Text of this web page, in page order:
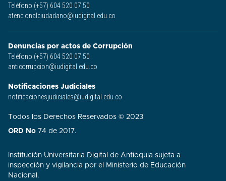
Teléfono:(+57) 604 520 07 50
atencionalciudadano@iudigital.edu.co
Denuncias por actos de Corrupción
Teléfono:(+57) 604 520 07 50
anticorrupcion@iudigital.edu.co
Notificaciones Judiciales
notificacionesjudiciales@iudigital.edu.co
Todos los Derechos Reservados © 2023
ORD No 74 de 2017.
Institución Universitaria Digital de Antioquia sujeta a
inspección y vigilancia por el Ministerio de Educación
Nacional.